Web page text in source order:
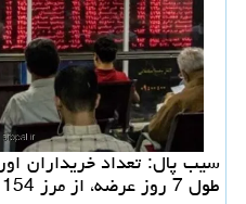
سیب پال: تعداد خریداران
طول 7 روز عرضه، از مرز 154 هزار سهام دار عبور کرد.